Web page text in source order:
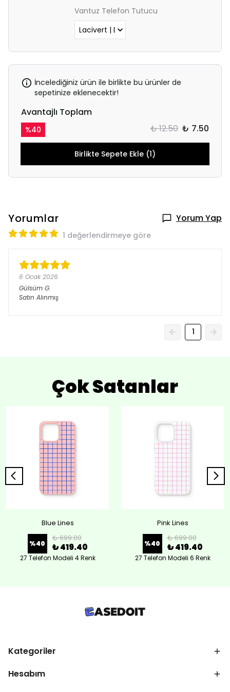
Vantuz Telefon Tutucu
İncelediğiniz ürün ile birlikte bu ürünler de
sepetinize eklenecektir!
Avantajlı Toplam
%40 ₺ 12.50 ₺ 7.50
Birlikte Sepete Ekle (1)
Yorumlar Yorum Yap
1 değerlendirmeye göre
6 Ocak 2026
Gülsüm G.
Satın Alınmış
1
Çok Satanlar
Blue Lines
%40
₺ 699.00
₺ 419.40
27 Telefon Modeli 4 Renk
Pink Lines
%40
₺ 699.00
₺ 419.40
27 Telefon Modeli 6 Renk
Kategoriler
Hesabım